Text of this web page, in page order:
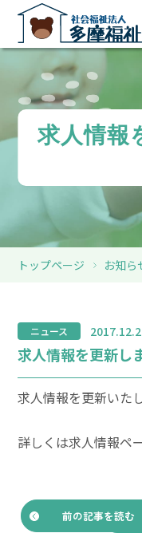
求人情報
トップページ お知ら
ニュース
求人情報を更新し
求人情報を更新いた
詳しくは求人情報ペ
前の記事を読む